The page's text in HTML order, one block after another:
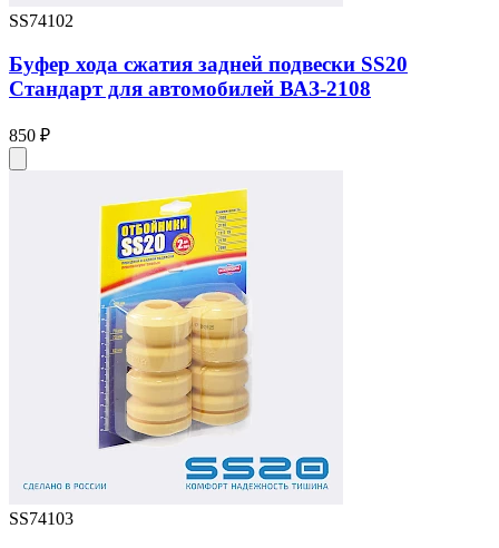
SS74102
Буфер хода сжатия задней подвески SS20
Стандарт для автомобилей ВАЗ-2108
850 ₽
SS74103